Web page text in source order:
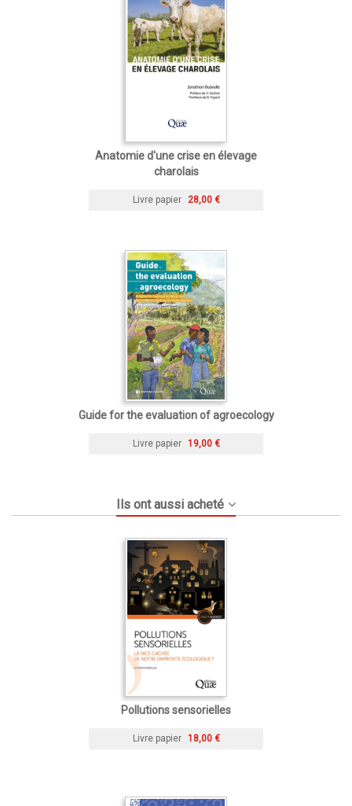
Anatomie d'une crise en élevage
charolais
Livre papier 28,00 €
Guide for the evaluation of agroecology
Livre papier 19,00 €
Ils ont aussi acheté
Pollutions sensorielles
Livre papier 18,00 €